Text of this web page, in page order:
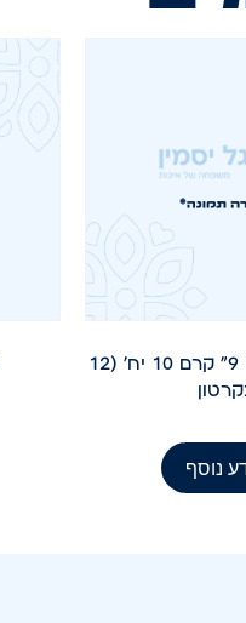
צלחת טוסקנה 9" קרם 10 יח' (12
נוסף